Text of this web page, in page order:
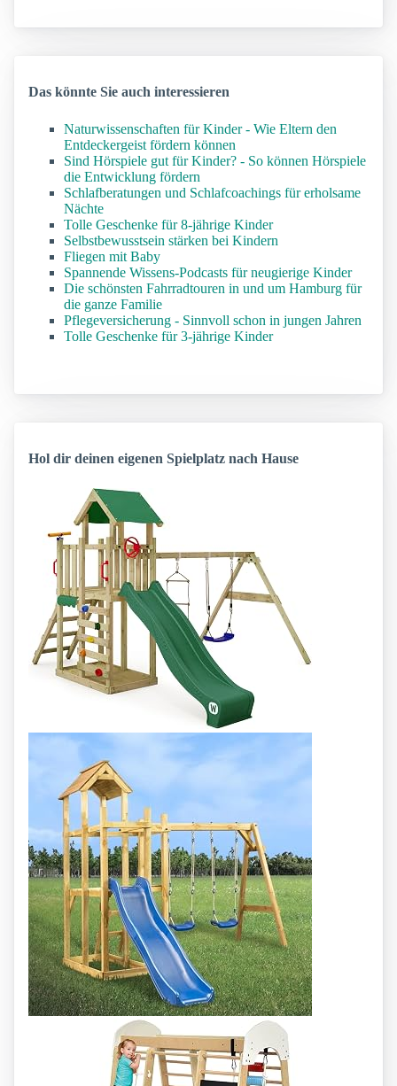
Das könnte Sie auch interessieren
Naturwissenschaften für Kinder - Wie Eltern den
Entdeckergeist fördern können
Sind Hörspiele gut für Kinder? - So können Hörspiele
die Entwicklung fördern
Schlafberatungen und Schlafcoachings für erholsame
Nächte
Tolle Geschenke für 8-jährige Kinder
Selbstbewusstsein stärken bei Kindern
Fliegen mit Baby
Spannende Wissens-Podcasts für neugierige Kinder
Die schönsten Fahrradtouren in und um Hamburg für
die ganze Familie
Pflegeversicherung - Sinnvoll schon in jungen Jahren
Tolle Geschenke für 3-jährige Kinder
Hol dir deinen eigenen Spielplatz nach Hause